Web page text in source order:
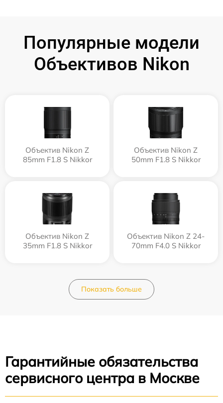
Популярные модели
Объективов Nikon
Объектив Nikon Z
85mm F1.8 S Nikkor
Объектив Nikon Z
50mm F1.8 S Nikkor
Объектив Nikon Z
35mm F1.8 S Nikkor
Объектив Nikon Z 24-
70mm F4.0 S Nikkor
Показать больше
Гарантийные обязательства
сервисного центра в Москве